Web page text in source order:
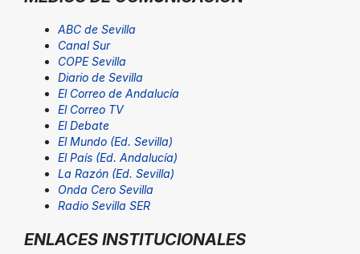
ABC de Sevilla
Canal Sur
COPE Sevilla
Diario de Sevilla
El Correo de Andalucía
El Correo TV
El Debate
El Mundo (Ed. Sevilla)
El País (Ed. Andalucía)
La Razón (Ed. Sevilla)
Onda Cero Sevilla
Radio Sevilla SER
ENLACES INSTITUCIONALES